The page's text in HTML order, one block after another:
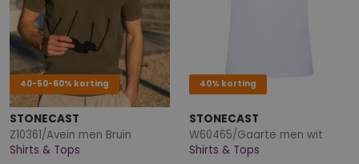
40-50-60% korting
STONECAST
Z10361/Avein men Bruin
Shirts & Tops
40% korting
STONECAST
W60465/Gaarte men wit
Shirts & Tops